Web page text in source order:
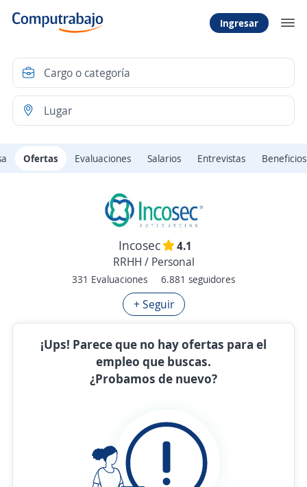
Ingresar
Ofertas Evaluaciones Salarios Entrevistas Beneficios
Incosec
4.1
RRHH / Personal
331 Evaluaciones 6.881 seguidores
+ Seguir
¡Ups! Parece que no hay ofertas para el
empleo que buscas.
¿Probamos de nuevo?